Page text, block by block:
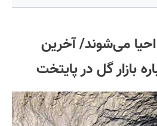
۲ قنات منطقه ۱۴ احیا می‌شوند/ آخرین
بازار گل در پایتخت